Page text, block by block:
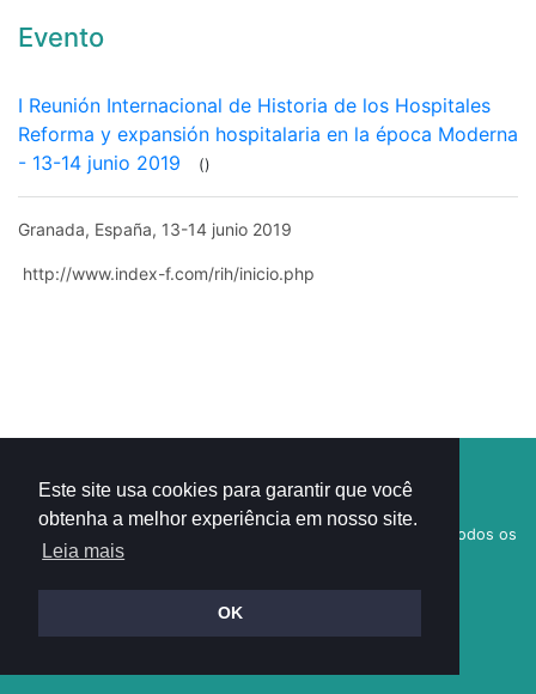
Este site usa cookies para garantir que você
obtenha a melhor experiência em nosso site.
Leia mais
OK
Evento
I Reunión Internacional de Historia de los Hospitales
Reforma y expansión hospitalaria en la época Moderna
- 13-14 junio 2019
()
Granada, España, 13-14 junio 2019
http://www.index-f.com/rih/inicio.php
1
6 3 6 9 8 7
Academia Brasileira de História da Enfermagem
- Todos os
Desenvolvido porPixside
Política de Cookies|